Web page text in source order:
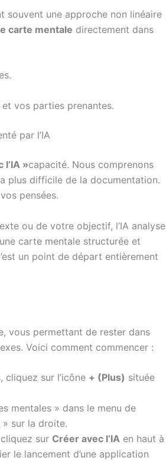
souvent une approche non linéaire
carte mentale directement dans
vos parties prenantes.
par l’IA
l’IA »capacité. Nous comprenons
plus difficile de la documentation.
pensées.
ou de votre objectif, l’IA analyse
carte mentale structurée et
un point de départ entièrement
vous permettant de rester dans
Voici comment commencer :
cliquez sur l’icône + (Plus) située
mentales » dans le menu de
sur la droite.
sur Créer avec l’IA en haut à
le lancement d’une application